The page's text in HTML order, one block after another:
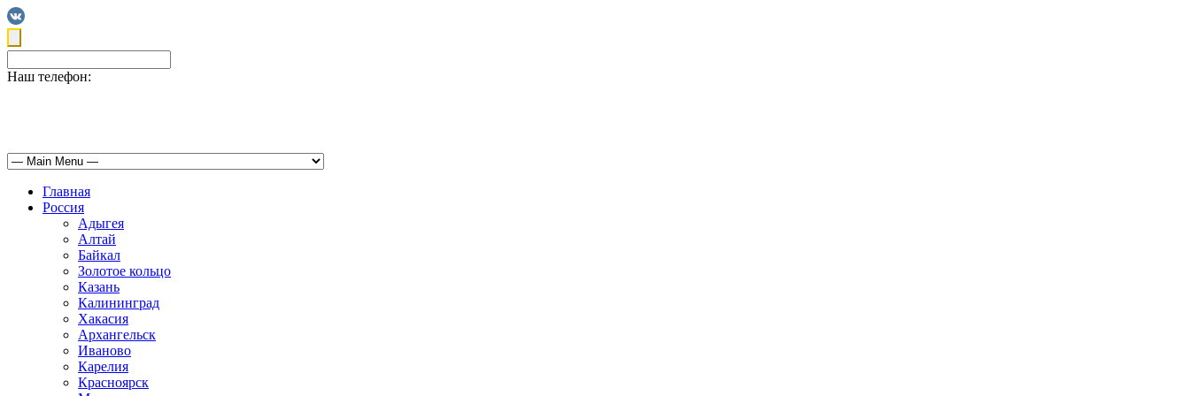
Наш телефон:
Главная
Россия
Адыгея
Алтай
Байкал
Золотое кольцо
Казань
Калининград
Хакасия
Архангельск
Иваново
Карелия
Красноярск